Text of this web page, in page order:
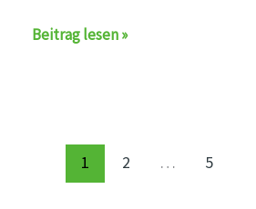
Umleitung
Beitrag lesen »
1 2 … 5